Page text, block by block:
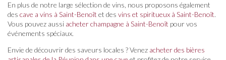
En plus de notre large sélection de vins, nous proposons également
des cave a vins à Saint-Benoît et des vins et spiritueux à Saint-Benoît.
Vous pouvez aussi acheter champagne à Saint-Benoît pour vos
événements spéciaux.
Envie de découvrir des saveurs locales ? Venez acheter des bières